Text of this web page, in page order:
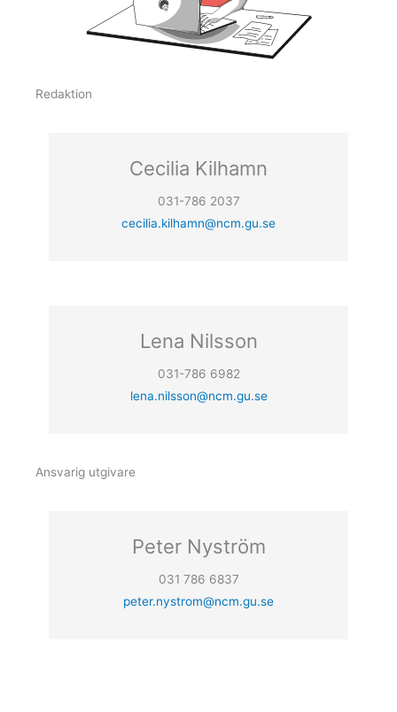
Redaktion
Cecilia Kilhamn
031-786 2037
cecilia.kilhamn@ncm.gu.se
Lena Nilsson
031-786 6982
lena.nilsson@ncm.gu.se
Ansvarig utgivare
Peter Nyström
031 786 6837
peter.nystrom@ncm.gu.se